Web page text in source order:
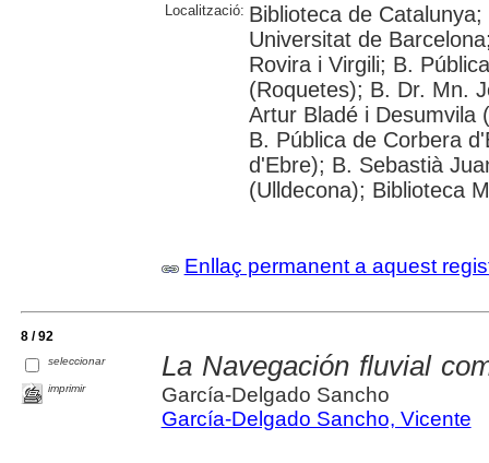
Localització: Biblioteca de
Universitat de
Rovira i Virgili; B.
(Roquetes); B. Dr. Mn.
Artur Bladé i Desumvila
B. Pública de Corbera
d'Ebre); B. Sebastià
(Ulldecona); Biblioteca
Enllaç permanent a aquest
8 / 92
seleccionar
imprimir
La Navegación fluvial
García-Delgado Sancho
García-Delgado Sancho, Vicente